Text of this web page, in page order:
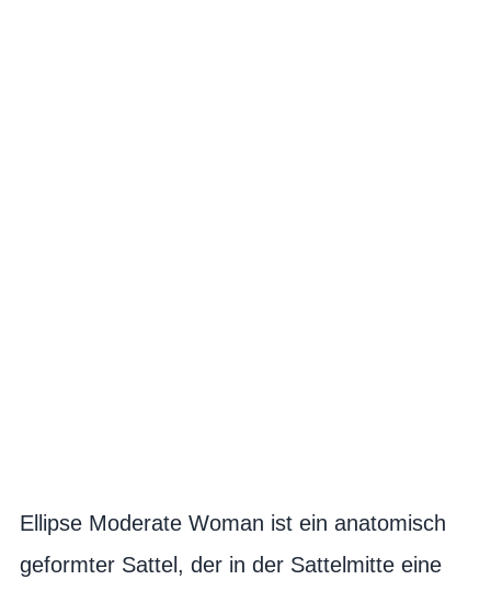
Ellipse Moderate Woman ist ein anatomisch
geformter Sattel, der in der Sattelmitte eine